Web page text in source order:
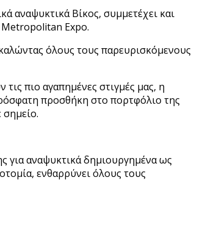
αναψυκτικά Βίκος, συμμετέχει και
Metropolitan Expo.
όλους τους παρευρισκόμενους
πιο αγαπημένες στιγμές μας, η
προσθήκη στο πορτφόλιο της
σημείο.
για αναψυκτικά δημιουργημένα ως
ενθαρρύνει όλους τους